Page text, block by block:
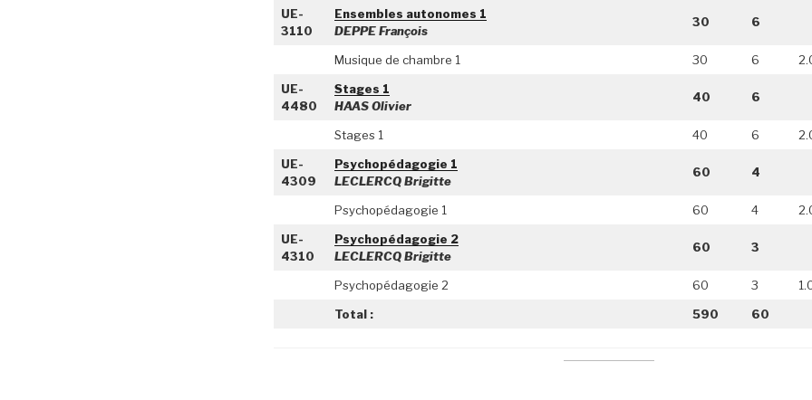
UE-
3110
Ensembles autonomes 1
DEPPE François
30 6
Musique de chambre 1
30 6
UE-
4480
Stages 1
HAAS Olivier
40 6
Stages 1 40 6
UE-
4309
Psychopédagogie 1
LECLERCQ Brigitte
60 4
Psychopédagogie 1 60 4
UE-
4310
Psychopédagogie 2
LECLERCQ Brigitte
60 3
Psychopédagogie 2 60 3
Total :
590 60